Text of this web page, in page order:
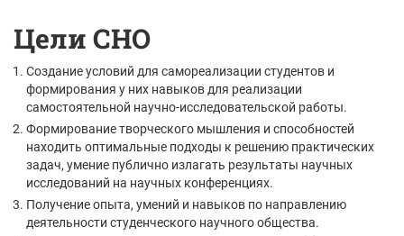
Цели СНО
Создание условий для самореализации студентов и
формирования у них навыков для реализации
самостоятельной научно-исследовательской работы.
Формирование творческого мышления и способностей
находить оптимальные подходы к решению практических
задач, умение публично излагать результаты научных
исследований на научных конференциях.
Получение опыта, умений и навыков по направлению
деятельности студенческого научного общества.